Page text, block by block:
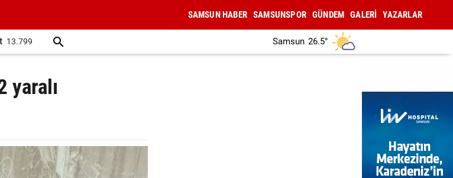
SAMSUN HABER SAMSUNSPOR GÜNDEM GALERİ YAZARLAR
13.799 Samsun 26.5°
yaralı